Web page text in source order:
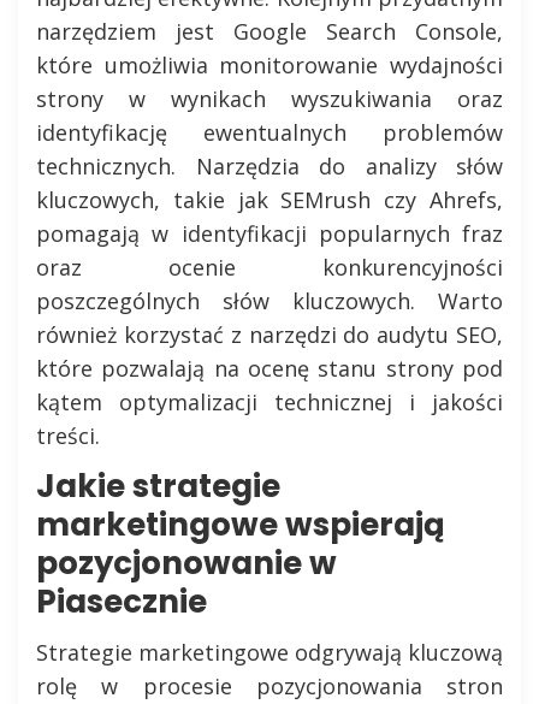
narzędziem jest Google Search Console,
które umożliwia monitorowanie wydajności
strony w wynikach wyszukiwania oraz
identyfikację ewentualnych problemów
technicznych. Narzędzia do analizy słów
kluczowych, takie jak SEMrush czy Ahrefs,
pomagają w identyfikacji popularnych fraz
oraz ocenie konkurencyjności
poszczególnych słów kluczowych. Warto
również korzystać z narzędzi do audytu SEO,
które pozwalają na ocenę stanu strony pod
kątem optymalizacji technicznej i jakości
treści.
Jakie strategie
marketingowe wspierają
pozycjonowanie w
Piasecznie
Strategie marketingowe odgrywają kluczową
rolę w procesie pozycjonowania stron